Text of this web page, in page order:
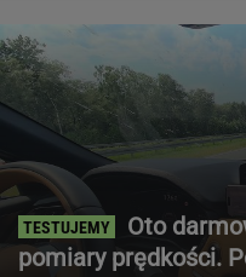
Oto
pomiary prędkości.